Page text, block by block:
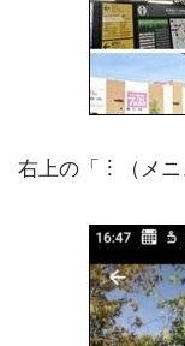
右上の「︙（メニ